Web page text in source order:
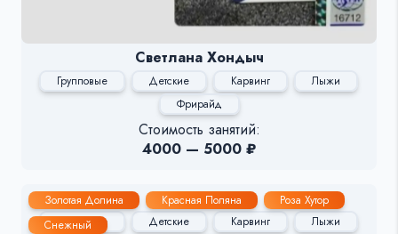
Светлана Хондыч
Групповые Детские Карвинг
Лыжи
Фрирайд
Стоимость занятий:
4000 — 5000 ₽
Золотая Долина Красная Поляна
Роза Хутор
Снежный
Олег Цуканов
Групповые Детские Карвинг
Лыжи